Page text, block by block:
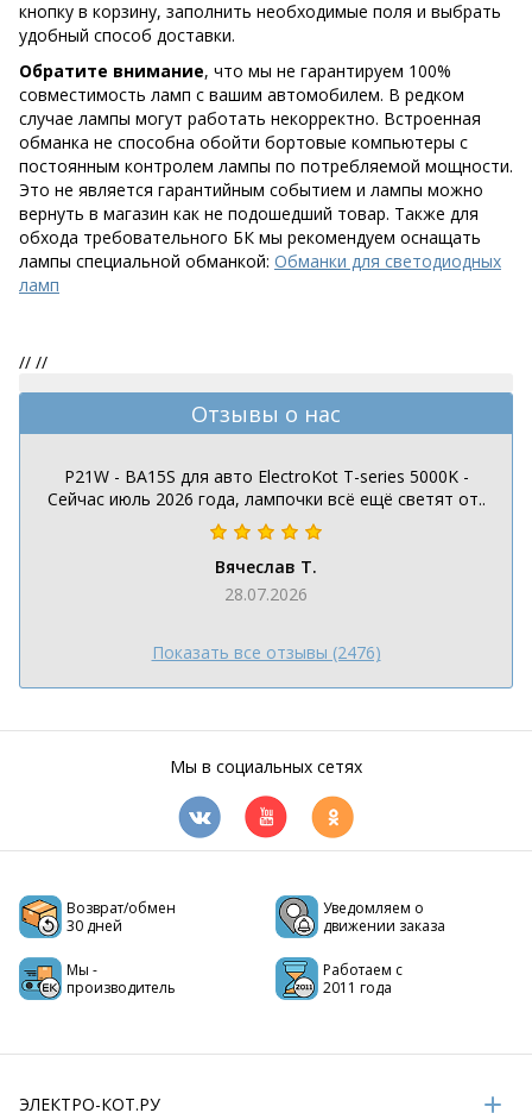
кнопку в корзину, заполнить необходимые поля и выбрать
удобный способ доставки.
Обратите внимание, что мы не гарантируем 100%
совместимость ламп с вашим автомобилем. В редком
случае лампы могут работать некорректно. Встроенная
обманка не способна обойти бортовые компьютеры с
постоянным контролем лампы по потребляемой мощности.
Это не является гарантийным событием и лампы можно
вернуть в магазин как не подошедший товар. Также для
обхода требовательного БК мы рекомендуем оснащать
лампы специальной обманкой: Обманки для светодиодных
ламп
// //
Отзывы о нас
P21W - BA15S для авто ElectroKot T-series 5000K -
Сейчас июль 2026 года, лампочки всё ещё светят от..
Вячеслав Т.
28.07.2026
Показать все отзывы (2476)
Мы в социальных сетях
Возврат/обмен
30 дней
Уведомляем о
движении заказа
Мы -
производитель
Работаем с
2011 года
ЭЛЕКТРО-КОТ.РУ